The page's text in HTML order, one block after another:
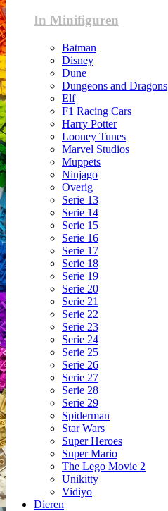
In Minifiguren
Batman
Disney
Dune
Dungeons and Dragons
Elf
F1 Racing Cars
Harry Potter
Looney Tunes
Marvel Studios
Muppets
Ninjago
Overig
Serie 13
Serie 14
Serie 15
Serie 16
Serie 17
Serie 18
Serie 19
Serie 20
Serie 21
Serie 22
Serie 23
Serie 24
Serie 25
Serie 26
Serie 27
Serie 28
Serie 29
Spiderman
Star Wars
Super Heroes
Super Mario
The Lego Movie 2
Unikitty
Vidiyo
Dieren